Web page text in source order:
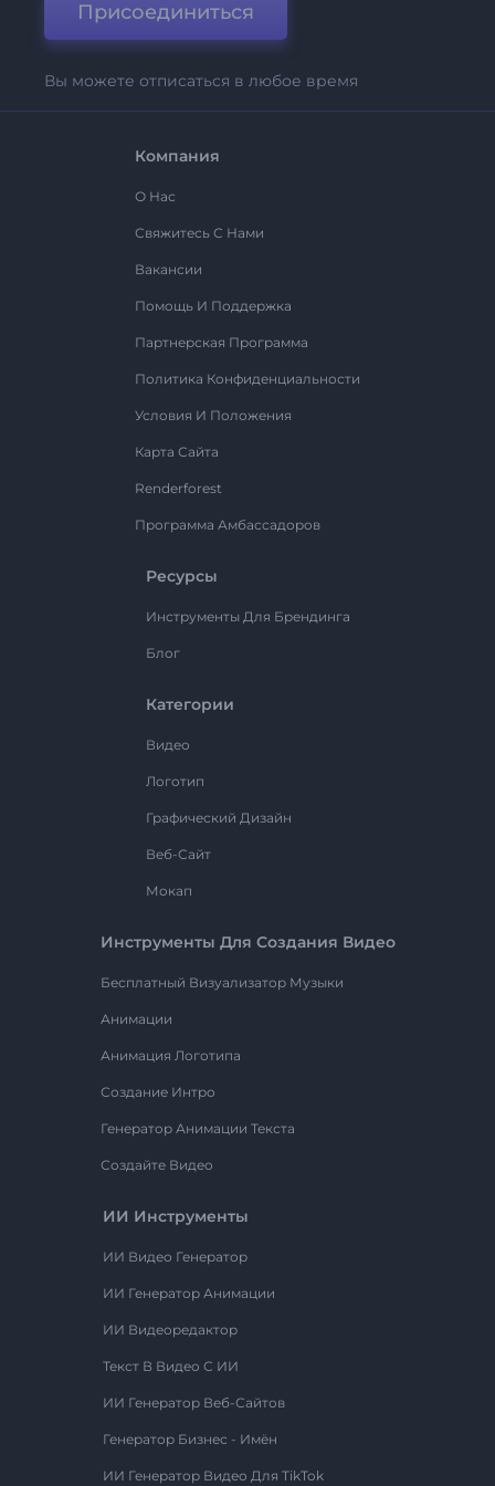
Присоединиться
Вы можете отписаться в любое время
Компания
О Нас
Свяжитесь С Нами
Вакансии
Помощь И Поддержка
Партнерская Программа
Политика Конфиденциальности
Условия И Положения
Карта Сайта
Renderforest
Программа Амбассадоров
Ресурсы
Инструменты Для Брендинга
Блог
Категории
Видео
Логотип
Графический Дизайн
Веб-Сайт
Мокап
Инструменты Для Создания Видео
Бесплатный Визуализатор Музыки
Анимации
Анимация Логотипа
Создание Интро
Генератор Анимации Текста
Создайте Видео
ИИ Инструменты
ИИ Видео Генератор
ИИ Генератор Анимации
ИИ Видеоредактор
Текст В Видео С ИИ
ИИ Генератор Веб-Сайтов
Генератор Бизнес - Имён
ИИ Генератор Видео Для TikTok